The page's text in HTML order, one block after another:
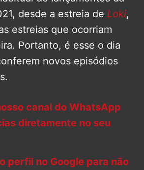
desde a estreia de Loki,
estreias que ocorriam
Portanto, é esse o dia
novos episódios
canal do WhatsApp
diretamente no seu
perfil no Google para não